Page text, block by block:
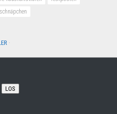
·
LOS